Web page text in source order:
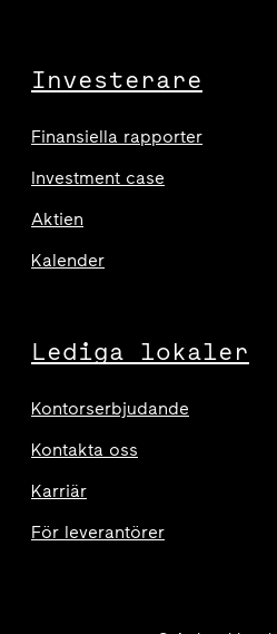
Investerare
Finansiella rapporter
Investment case
Aktien
Kalender
Lediga lokaler
Kontorserbjudande
Kontakta oss
Karriär
För leverantörer